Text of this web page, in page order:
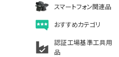
スマートフォン関連品
おすすめカテゴリ
認証工場基準工具用
品